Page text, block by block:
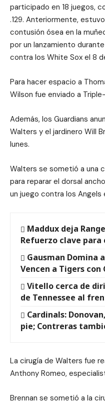
participado en 18 juegos,
.129. Anteriormente,
contusión ósea en la
por un lanzamiento
contra los White Sox el 8
Para hacer espacio a
Wilson fue enviado a
Además, los Guardians
Walters y el jardinero Will
lunes.
Walters se sometió a una
para reparar el dorsal
un juego contra los Angels
Maddux deja
Refuerzo clave para
Gausman Domina
Vencen a Tigers con
Vitello cerca de
de Tennessee al
Cardinals:
pie; Contreras
La cirugía de Walters fue
Anthony Romeo,
Brennan se sometió a la